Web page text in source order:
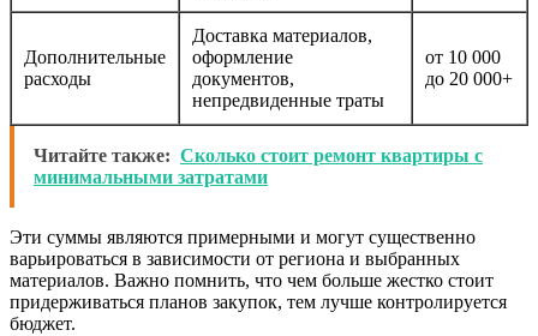
Дополнительные
расходы
Доставка материалов,
оформление
документов,
непредвиденные траты
от 10 000
до 20 000+
Читайте также: Сколько стоит ремонт квартиры с
минимальными затратами
Эти суммы являются примерными и могут существенно
варьироваться в зависимости от региона и выбранных
материалов. Важно помнить, что чем больше жестко стоит
придерживаться планов закупок, тем лучше контролируется
бюджет.